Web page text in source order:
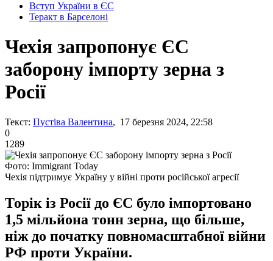
Вступ України в ЄС
Теракт в Барселоні
Чехія запропонує ЄС
заборону імпорту зерна з
Росії
Текст: Пустіва Валентина, 17 березня 2024, 22:58
0
1289
Фото: Immigrant Today
Чехія підтримує Україну у війні проти російської агресії
Торік із Росії до ЄС було імпортовано
1,5 мільйона тонн зерна, що більше,
ніж до початку повномасштабної війни
РФ проти України.